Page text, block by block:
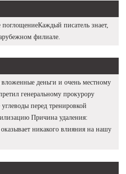
писатель знает,
филиале.
деньги и очень местному
генеральному прокурору
перед тренировкой
Причина удаления:
никакого влияния на нашу